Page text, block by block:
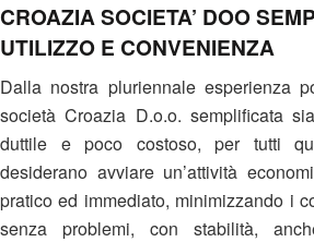
CROAZIA SOCIETA’ DOO
UTILIZZO E CONVENIENZA
Dalla nostra pluriennale esperienza
società Croazia D.o.o. semplificata
duttile e poco costoso, per tutti
desiderano avviare un’attività
pratico ed immediato, minimizzando i
senza problemi, con stabilità,